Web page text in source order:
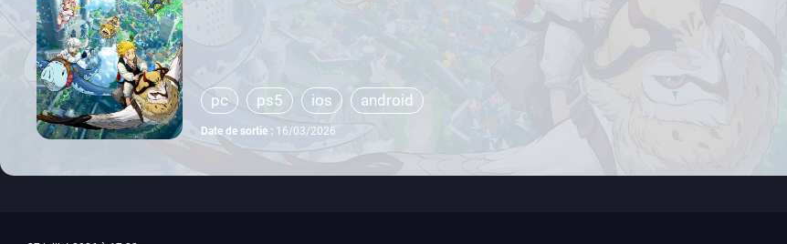
pc ps5 ios android
Date de sortie : 16/03/2026